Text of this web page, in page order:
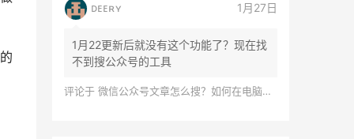
ᴅᴇᴇʀʏ 1月27日
1月22更新后就没有这个功能了？现在找
不到搜公众号的工具
评论于 微信公众号文章怎么搜？如何在电脑上搜索公众号文章？